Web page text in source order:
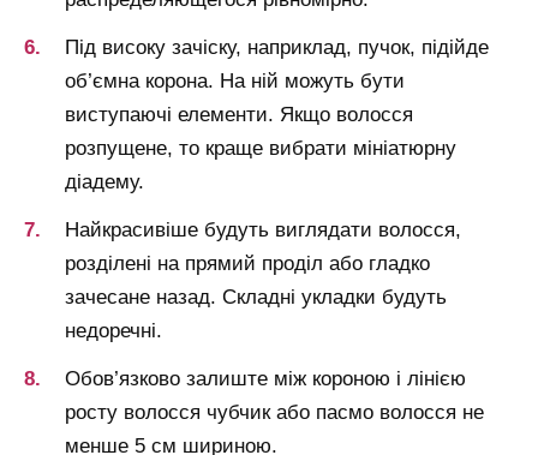
Під високу зачіску, наприклад, пучок, підійде
об’ємна корона. На ній можуть бути
виступаючі елементи. Якщо волосся
розпущене, то краще вибрати мініатюрну
діадему.
Найкрасивіше будуть виглядати волосся,
розділені на прямий проділ або гладко
зачесане назад. Складні укладки будуть
недоречні.
Обов’язково залиште між короною і лінією
росту волосся чубчик або пасмо волосся не
менше 5 см шириною.